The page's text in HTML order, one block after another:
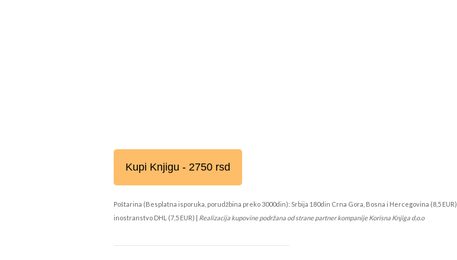
Kupi Knjigu - 2750 rsd
Poštarina (Besplatna isporuka, porudžbina preko 3000din): Srbija 180din Crna Gora, Bosna i Hercegovina (8,5 EUR),
inostranstvo DHL (7,5 EUR) | Realizacija kupovine podržana od strane partner kompanije Korisna Knjiga d.o.o